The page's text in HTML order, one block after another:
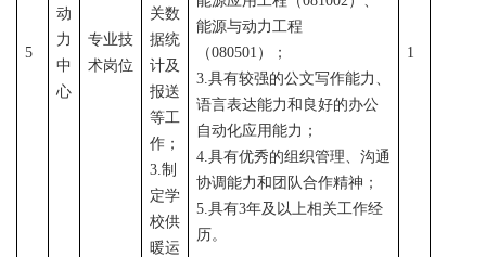
5
动
力
中
心
专业技
术岗位
关数
据统
计及
报送
等工
作；
3.制
定学
校供
暖运
能源与动力工程
（080501）；
3.具有较强的公文写作能力、
语言表达能力和良好的办公
自动化应用能力；
4.具有优秀的组织管理、沟通
协调能力和团队合作精神；
5.具有3年及以上相关工作经
历。
1